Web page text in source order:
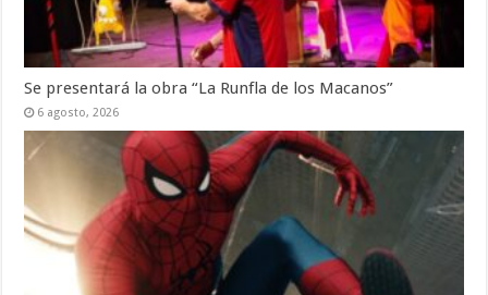
Se presentará la obra “La Runfla de los Macanos”
6 agosto, 2026